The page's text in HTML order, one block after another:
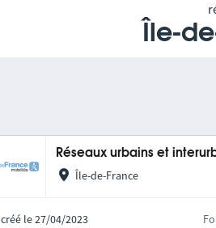
Île-
Réseaux urbains et
Île-de-France
créé le 27/04/2023